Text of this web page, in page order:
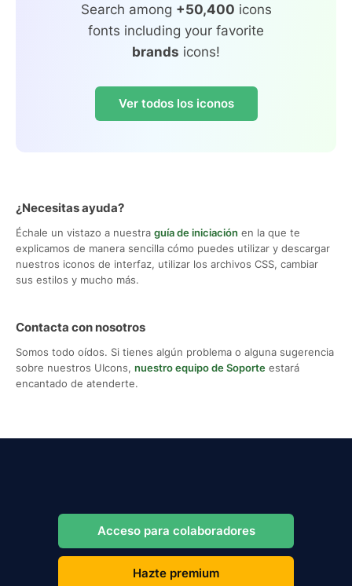
Search among +50,400 icons
fonts including your favorite
brands icons!
Ver todos los iconos
¿Necesitas ayuda?
Échale un vistazo a nuestra guía de iniciación en la que te
explicamos de manera sencilla cómo puedes utilizar y descargar
nuestros iconos de interfaz, utilizar los archivos CSS, cambiar
sus estilos y mucho más.
Contacta con nosotros
Somos todo oídos. Si tienes algún problema o alguna sugerencia
sobre nuestros UIcons, nuestro equipo de Soporte estará
encantado de atenderte.
Acceso para colaboradores
Hazte premium